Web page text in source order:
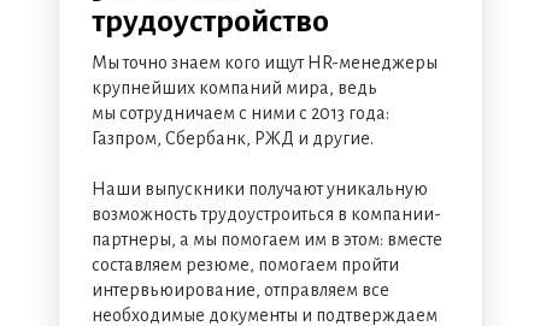
трудоустройство
Мы точно знаем кого ищут HR-менеджеры
крупнейших компаний мира, ведь
мы сотрудничаем с ними с 2013 года:
Газпром, Сбербанк, РЖД и другие.
Наши выпускники получают уникальную
возможность трудоустроиться в компании-
партнеры, а мы помогаем им в этом: вместе
составляем резюме, помогаем пройти
интервьюирование, отправляем все
необходимые документы и подтверждаем